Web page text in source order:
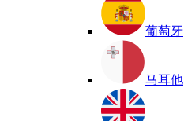
葡萄牙
马耳他